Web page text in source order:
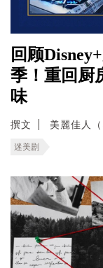
回顾
季！重回厨
味
撰文 美麗佳人
迷美剧